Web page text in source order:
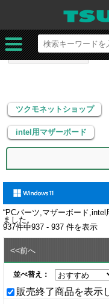
ツクモネットショップ
intel用マザーボード
ツクモネットショップ
intel用マザーボード
“PCパーツ,マザーボード,intel
ました。
937件中937 - 937 件を表示
<<前へ
並べ替え：
販売終了商品を表示